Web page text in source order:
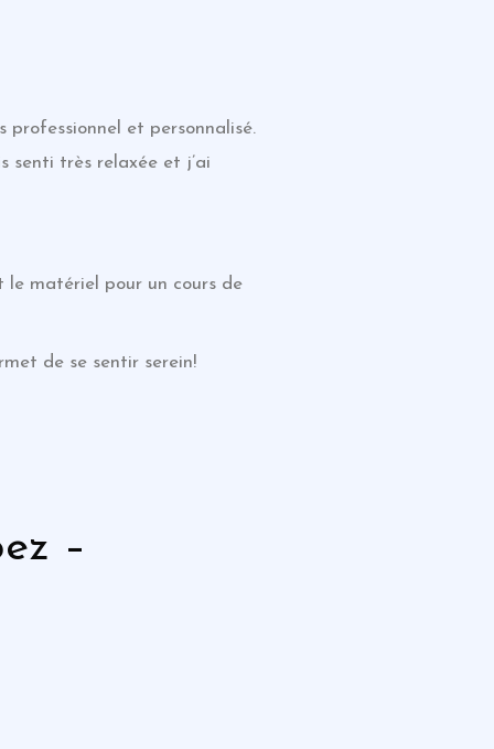
professionnel et personnalisé.
senti très relaxée et j’ai
le matériel pour un cours de
de se sentir serein!
–